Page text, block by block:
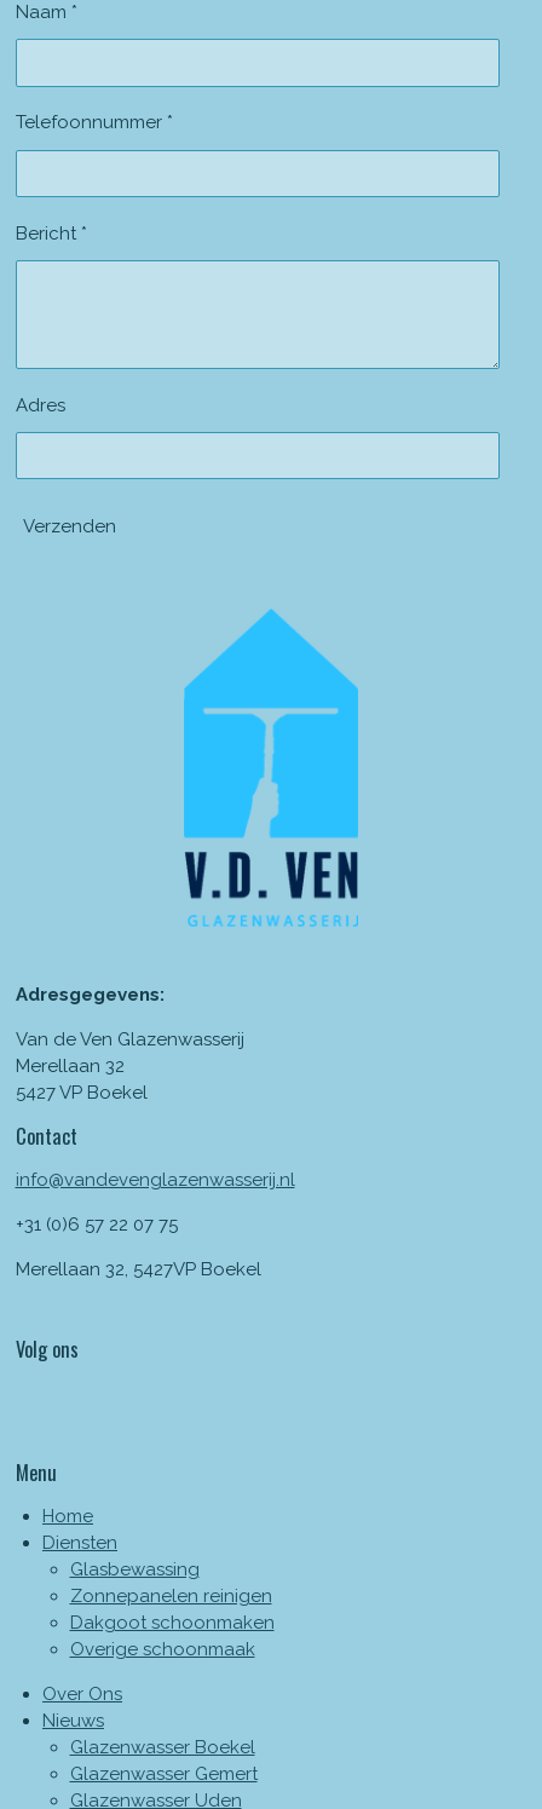
Naam *
Telefoonnummer *
Bericht *
Adres
Verzenden
Adresgegevens:
Van de Ven Glazenwasserij
Merellaan 32
5427 VP Boekel
Contact
info@vandevenglazenwasserij.nl
+31 (0)6 57 22 07 75
Merellaan 32, 5427VP Boekel
Volg ons
Menu
Home
Diensten
Glasbewassing
Zonnepanelen reinigen
Dakgoot schoonmaken
Overige schoonmaak
Over Ons
Nieuws
Glazenwasser Boekel
Glazenwasser Gemert
Glazenwasser Uden